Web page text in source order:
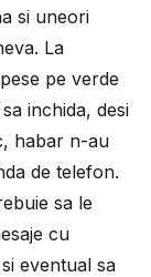
si uneori
La
pe verde
inchida, desi
habar n-au
de telefon.
sa le
cu
eventual sa